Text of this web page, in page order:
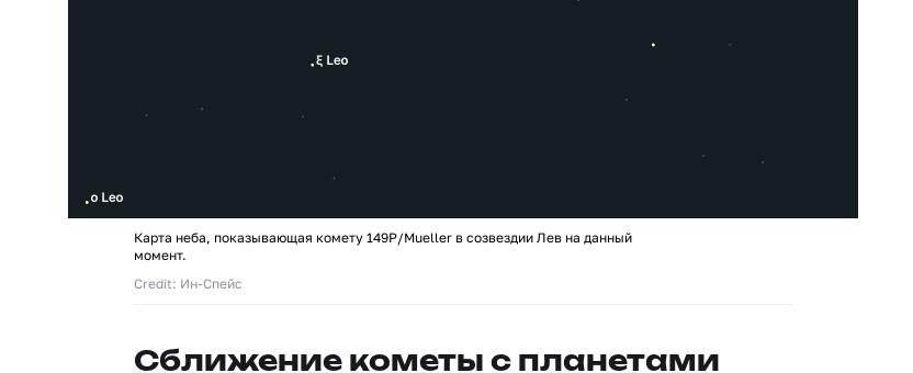
Карта неба, показывающая комету 149P/Mueller в созвездии Лев на данный
момент.
Credit: Ин-Спейс
Сближение кометы с планетами